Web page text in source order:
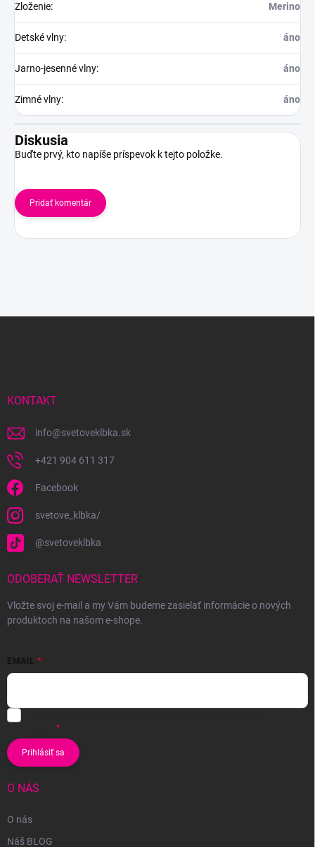
Zloženie: Merino
Detské vlny: áno
Jarno-jesenné vlny: áno
Zimné vlny: áno
Diskusia
Buďte prvý, kto napíše príspevok k tejto položke.
Pridať komentár
KONTAKT
info@svetoveklbka.sk
+421 904 611 317
Facebook
svetove_klbka/
@svetoveklbka
ODOBERAŤ NEWSLETTER
Vložte svoj e-mail a my Vám budeme zasielať informácie o nových
produktoch na našom e-shope.
EMAIL
Prihlásiť sa
O NÁS
O nás
Náš BLOG